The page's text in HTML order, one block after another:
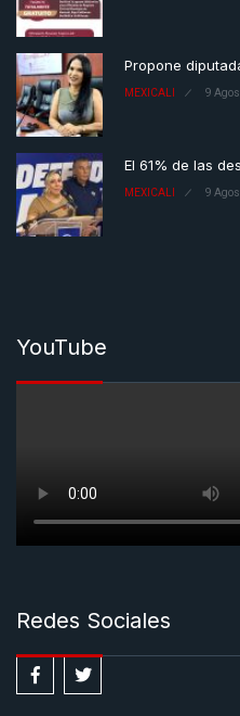
Propone
MEXICALI 9
El 61% de las
MEXICALI 9
YouTube
Redes Sociales